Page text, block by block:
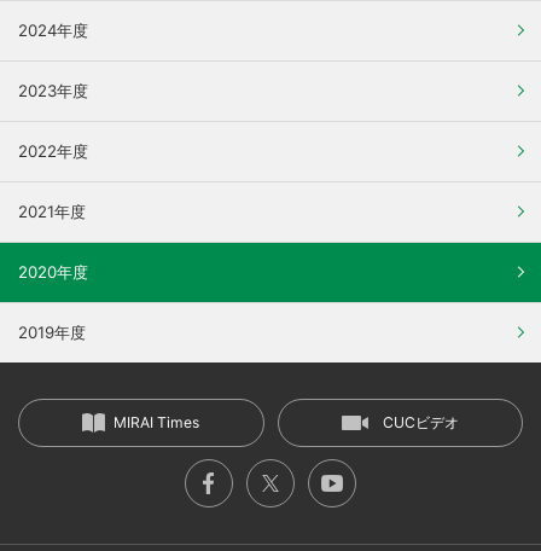
2024年度
2023年度
2022年度
2021年度
2020年度
2019年度
MIRAI Times CUCビデオ